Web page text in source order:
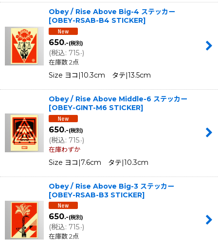
Obey / Rise Above Big-4 ステッカー
[OBEY-RSAB-B4 STICKER]
650.-(税別)
(税込: 715.-)
在庫数 2点
Size ヨコ|10.3cm タテ|13.5cm
Obey / Rise Above Middle-6 ステッカー
[OBEY-GINT-M6 STICKER]
650.-(税別)
(税込: 715.-)
在庫わずか
Size ヨコ|7.6cm タテ|10.3cm
Obey / Rise Above Big-3 ステッカー
[OBEY-RSAB-B3 STICKER]
650.-(税別)
(税込: 715.-)
在庫数 2点